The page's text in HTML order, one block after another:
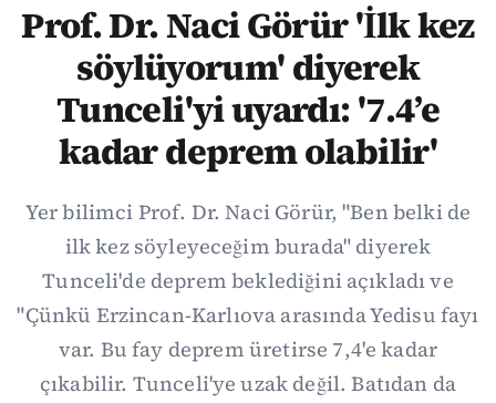
Prof. Dr. Naci Görür 'İlk kez
söylüyorum' diyerek
Tunceli'yi uyardı: '7.4’e
kadar deprem olabilir'
Yer bilimci Prof. Dr. Naci Görür, "Ben belki de
ilk kez söyleyeceğim burada" diyerek
Tunceli'de deprem beklediğini açıkladı ve
"Çünkü Erzincan-Karlıova arasında Yedisu fayı
var. Bu fay deprem üretirse 7,4'e kadar
çıkabilir. Tunceli'ye uzak değil. Batıdan da